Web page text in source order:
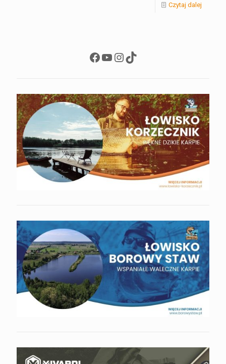
Czytaj dalej
Facebook
YouTube
Instagram
TikTok